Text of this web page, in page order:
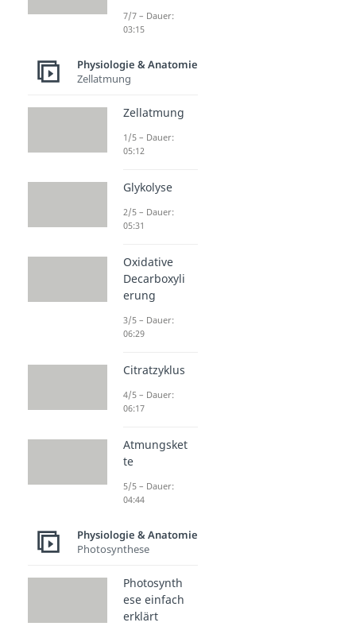
Coenzym
Dauer: 04:12
Proteasen
Enzymklassen
Dauer: 03:34
Biokatalysator
7/7 – Dauer:
03:15
Physiologie & Anatomie
Zellatmung
Zellatmung
1/5 – Dauer:
05:12
Glykolyse
2/5 – Dauer:
05:31
Oxidative
Decarboxyli
erung
3/5 – Dauer:
06:29
Citratzyklus
4/5 – Dauer:
06:17
Atmungsket
te
5/5 – Dauer:
04:44
Physiologie & Anatomie
Photosynthese
Photosynth
ese einfach
erklärt